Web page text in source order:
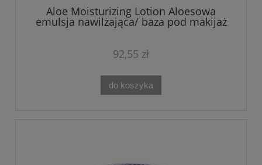
Aloe Moisturizing Lotion Aloesowa
emulsja nawilżająca/ baza pod makijaż
118 ml
92,55 zł
do koszyka